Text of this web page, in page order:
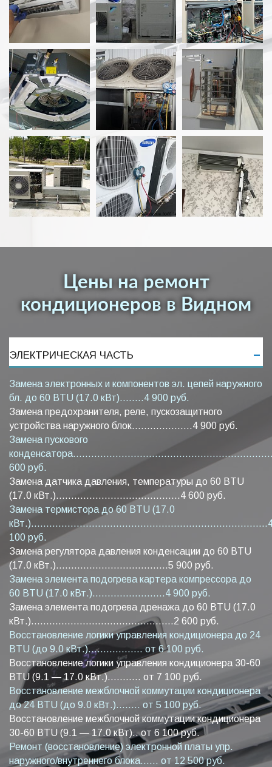
Цены на ремонт
кондиционеров в Видном
ЭЛЕКТРИЧЕСКАЯ ЧАСТЬ
Замена электронных и компонентов эл. цепей наружного
бл. до 60 BTU (17.0 кВт)........4 900 руб.
Замена предохранителя, реле, пускозащитного
устройства наружного блок....................4 900 руб.
Замена пускового
600 руб.
Замена датчика давления, температуры до 60 BTU
(17.0 кВт.).........................................4 600 руб.
Замена термистора до 60 BTU (17.0
100 руб.
Замена регулятора давления конденсации до 60 BTU
(17.0 кВт.).....................................5 900 руб.
Замена элемента подогрева картера компрессора до
60 BTU (17.0 кВт.)........................4 900 руб.
Замена элемента подогрева дренажа до 60 BTU (17.0
кВт.)...............................................2 600 руб.
Восстановление логики управления кондиционера до 24
BTU (до 9.0 кВт.).................. от 6 100 руб.
Восстановление логики управления кондиционера 30-60
BTU (9.1 — 17.0 кВт.)........... от 7 100 руб.
Восстановление межблочной коммутации кондиционера
до 24 BTU (до 9.0 кВт.)........ от 5 100 руб.
Восстановление межблочной коммутации кондиционера
30-60 BTU (9.1 — 17.0 кВт).. от 6 100 руб.
Ремонт (восстановление) электронной платы упр.
наружного/внутреннего блока...... от 12 500 руб.